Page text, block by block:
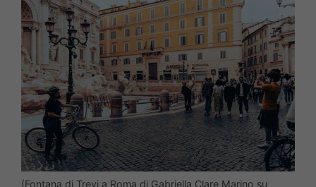
(Fontana di Trevi a Roma di Gabriella Clare Marino su